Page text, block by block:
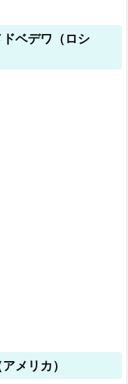
ベデワ（ロシ
メリカ）